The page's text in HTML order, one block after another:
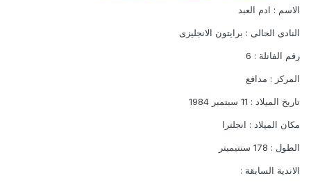
الاسم : ادم العبد
النادى الحالى : برايتون الانجليزى
رقم الفانلة : 6
المركز : مدافع
تاريخ الميلاد : 11 سبتمبر 1984
مكان الميلاد : انجلترا
الطول : 178 سنتيميتر
الاندية السابقة :